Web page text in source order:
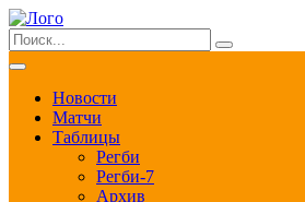
Новости
Матчи
Таблицы
Регби
Регби-7
Архив